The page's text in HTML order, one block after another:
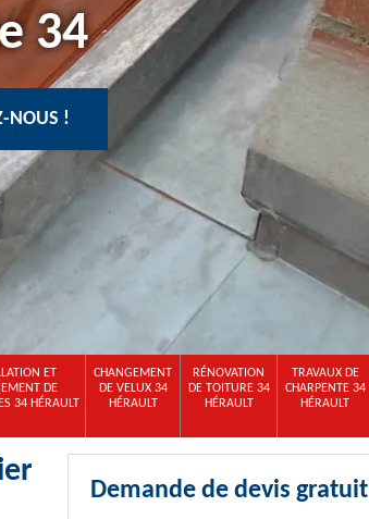
34
NOUS !
ET
DE
34 HÉRAULT
CHANGEMENT
DE VELUX 34
HÉRAULT
RÉNOVATION
DE TOITURE 34
HÉRAULT
TRAVAUX DE
CHARPENTE 34
HÉRAULT
Demande de devis gratuit